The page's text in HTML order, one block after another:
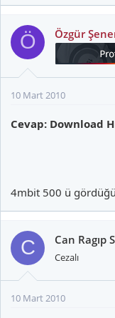
Ö Özgür
10 Mart 2010
Cevap: Download
4mbit 500 ü
C Can Ragıp
Cezalı
10 Mart 2010